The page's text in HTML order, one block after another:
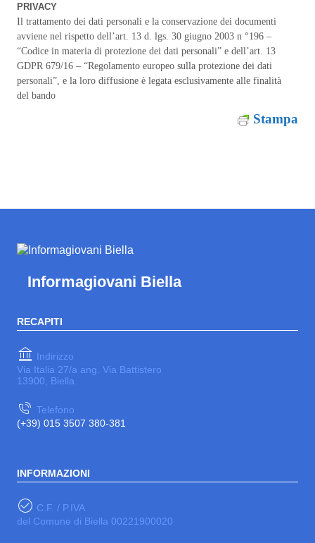
PRIVACY
Il trattamento dei dati personali e la conservazione dei documenti
avviene nel rispetto dell’art. 13 d. lgs. 30 giugno 2003 n °196 –
“Codice in materia di protezione dei dati personali” e dell’art. 13
GDPR 679/16 – “Regolamento europeo sulla protezione dei dati
personali”, e la loro diffusione è legata esclusivamente alle finalità
del bando
Stampa
Informagiovani Biella
RECAPITI
Indirizzo
Via Italia 27/a ang. Via Battistero
13900, Biella
Telefono
(+39) 015 3507 380-381
INFORMAZIONI
C.F. / P.IVA
del Comune di Biella 00221900020